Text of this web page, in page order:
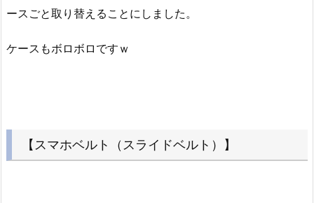
ースごと取り替えることにしました。
ケースもボロボロですｗ
【スマホベルト（スライドベルト）】